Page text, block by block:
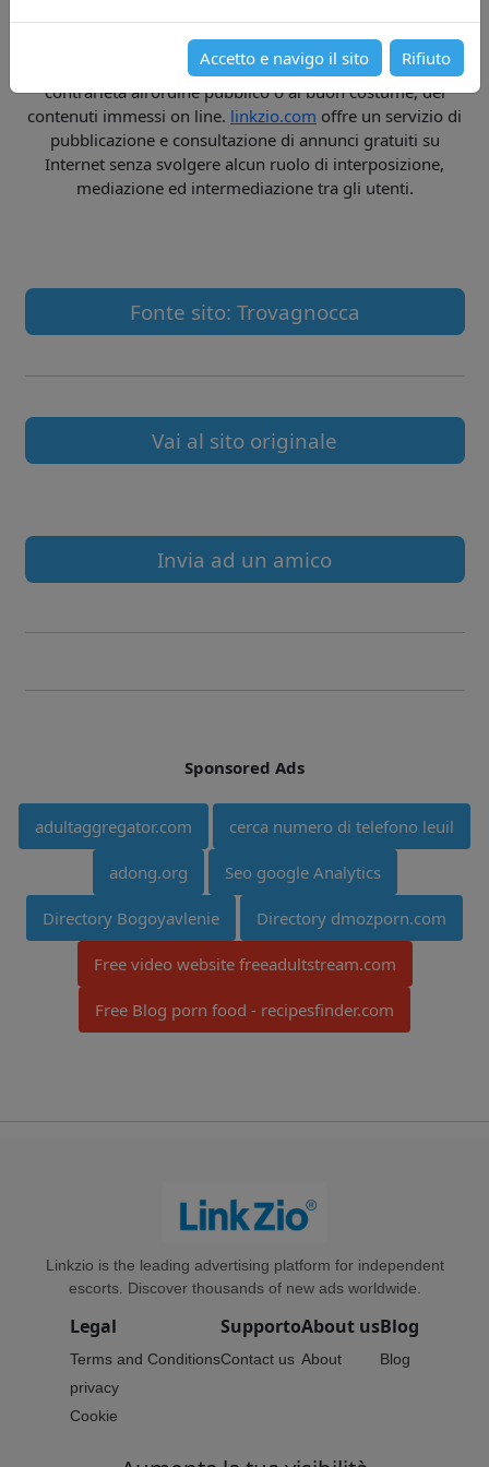
Accetto e navigo il sito Rifiuto
Quest'ultima, non sarà, pertanto, in alcun modo
responsabile della veridicità, della liceità, del rispetto del
diritto di proprietà, della legalità e/o dell'eventuale
contrarietà all'ordine pubblico o al buon costume, dei
contenuti immessi on line. linkzio.com offre un servizio di
pubblicazione e consultazione di annunci gratuiti su
Internet senza svolgere alcun ruolo di interposizione,
mediazione ed intermediazione tra gli utenti.
Fonte sito: Trovagnocca
Vai al sito originale
Invia ad un amico
Sponsored Ads
adultaggregator.com cerca numero di telefono leuil
adong.org Seo google Analytics
Directory Bogoyavlenie Directory dmozporn.com
Free video website freeadultstream.com
Free Blog porn food - recipesfinder.com
Linkzio is the leading advertising platform for independent
escorts. Discover thousands of new ads worldwide.
Legal
Terms and Conditions
privacy
Cookie
Supporto
Contact us
About us
About
Blog
Blog